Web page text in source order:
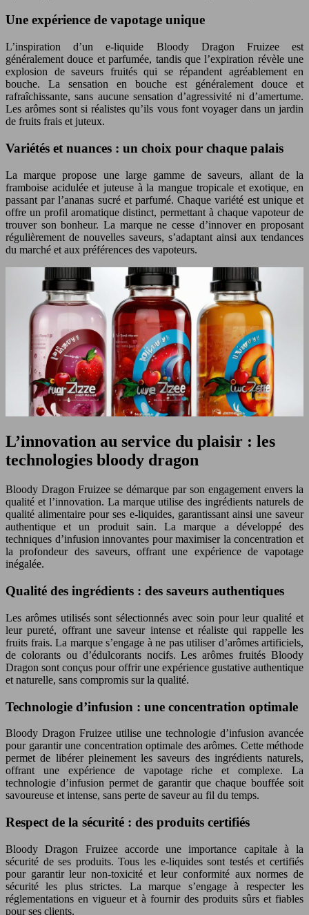
Une expérience de vapotage unique
L’inspiration d’un e-liquide Bloody Dragon Fruizee est
généralement douce et parfumée, tandis que l’expiration révèle une
explosion de saveurs fruités qui se répandent agréablement en
bouche. La sensation en bouche est généralement douce et
rafraîchissante, sans aucune sensation d’agressivité ni d’amertume.
Les arômes sont si réalistes qu’ils vous font voyager dans un jardin
de fruits frais et juteux.
Variétés et nuances : un choix pour chaque palais
La marque propose une large gamme de saveurs, allant de la
framboise acidulée et juteuse à la mangue tropicale et exotique, en
passant par l’ananas sucré et parfumé. Chaque variété est unique et
offre un profil aromatique distinct, permettant à chaque vapoteur de
trouver son bonheur. La marque ne cesse d’innover en proposant
régulièrement de nouvelles saveurs, s’adaptant ainsi aux tendances
du marché et aux préférences des vapoteurs.
L’innovation au service du plaisir : les
technologies bloody dragon
Bloody Dragon Fruizee se démarque par son engagement envers la
qualité et l’innovation. La marque utilise des ingrédients naturels de
qualité alimentaire pour ses e-liquides, garantissant ainsi une saveur
authentique et un produit sain. La marque a développé des
techniques d’infusion innovantes pour maximiser la concentration et
la profondeur des saveurs, offrant une expérience de vapotage
inégalée.
Qualité des ingrédients : des saveurs authentiques
Les arômes utilisés sont sélectionnés avec soin pour leur qualité et
leur pureté, offrant une saveur intense et réaliste qui rappelle les
fruits frais. La marque s’engage à ne pas utiliser d’arômes artificiels,
de colorants ou d’édulcorants nocifs. Les arômes fruités Bloody
Dragon sont conçus pour offrir une expérience gustative authentique
et naturelle, sans compromis sur la qualité.
Technologie d’infusion : une concentration optimale
Bloody Dragon Fruizee utilise une technologie d’infusion avancée
pour garantir une concentration optimale des arômes. Cette méthode
permet de libérer pleinement les saveurs des ingrédients naturels,
offrant une expérience de vapotage riche et complexe. La
technologie d’infusion permet de garantir que chaque bouffée soit
savoureuse et intense, sans perte de saveur au fil du temps.
Respect de la sécurité : des produits certifiés
Bloody Dragon Fruizee accorde une importance capitale à la
sécurité de ses produits. Tous les e-liquides sont testés et certifiés
pour garantir leur non-toxicité et leur conformité aux normes de
sécurité les plus strictes. La marque s’engage à respecter les
réglementations en vigueur et à fournir des produits sûrs et fiables
pour ses clients.